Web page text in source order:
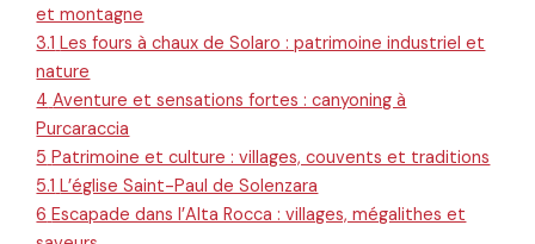
et montagne
3.1 Les fours à chaux de Solaro : patrimoine industriel et
nature
4 Aventure et sensations fortes : canyoning à
Purcaraccia
5 Patrimoine et culture : villages, couvents et traditions
5.1 L’église Saint-Paul de Solenzara
6 Escapade dans l’Alta Rocca : villages, mégalithes et